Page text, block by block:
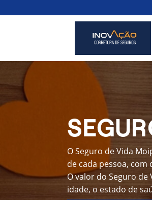
to
O Seguro de Vida
de cada pessoa,
O valor do Seguro
idade, o estado de